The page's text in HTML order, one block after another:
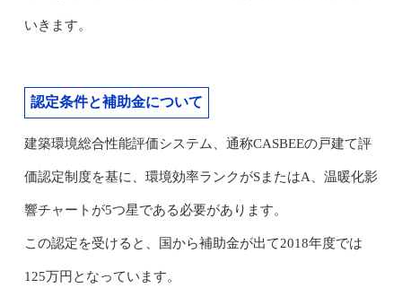
いきます。
認定条件と補助金について
建築環境総合性能評価システム、通称CASBEEの戸建て評
価認定制度を基に、環境効率ランクがSまたはA、温暖化影
響チャートが5つ星である必要があります。
この認定を受けると、国から補助金が出て2018年度では
125万円となっています。